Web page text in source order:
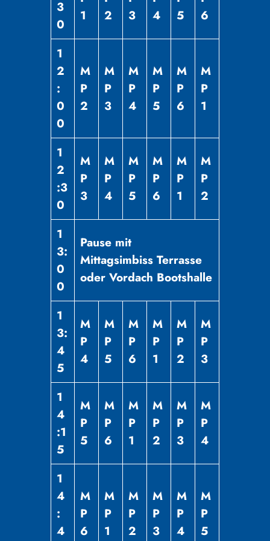
3
0
1
2
3
4
5
6
1
2
:
0
0
M
P
2
M
P
3
M
P
4
M
P
5
M
P
6
M
P
1
1
2
:3
0
M
P
3
M
P
4
M
P
5
M
P
6
M
P
1
M
P
2
1
3:
0
0
Pause mit
Mittagsimbiss Terrasse
oder Vordach Bootshalle
1
3:
4
5
M
P
4
M
P
5
M
P
6
M
P
1
M
P
2
M
P
3
1
4
:1
5
M
P
5
M
P
6
M
P
1
M
P
2
M
P
3
M
P
4
1
4
:
4
M
P
6
M
P
1
M
P
2
M
P
3
M
P
4
M
P
5